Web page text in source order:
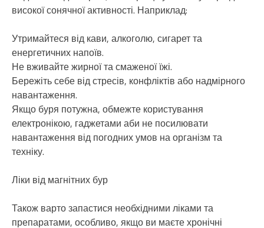
високої сонячної активності. Наприклад:
Утримайтеся від кави, алкоголю, сигарет та
енергетичних напоїв.
Не вживайте жирної та смаженої їжі.
Бережіть себе від стресів, конфліктів або надмірного
навантаження.
Якщо буря потужна, обмежте користування
електронікою, гаджетами аби не посилювати
навантаження від погодних умов на організм та
техніку.
Ліки від магнітних бур
Також варто запастися необхідними ліками та
препаратами, особливо, якщо ви маєте хронічні